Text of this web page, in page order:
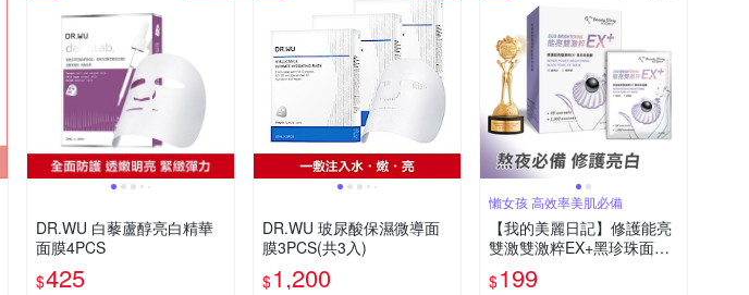
DR.WU 白藜蘆醇亮白精華
面膜4PCS
$425
DR.WU 玻尿酸保濕微導面
膜3PCS(共3入)
$1,200
懶女孩 高效率美肌必備
【我的美麗日記】修護能亮
雙激雙激粹EX+黑珍珠面膜2
3ml*6入
$199